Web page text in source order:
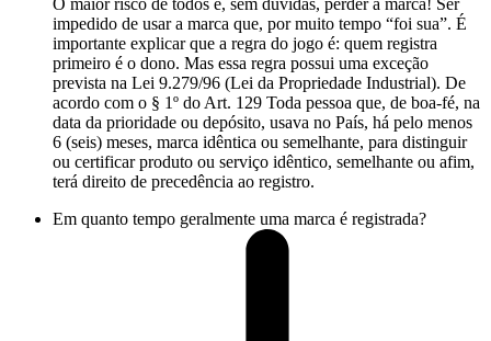
O maior risco de todos é, sem dúvidas, perder a marca! Ser
impedido de usar a marca que, por muito tempo “foi sua”. É
importante explicar que a regra do jogo é: quem registra
primeiro é o dono. Mas essa regra possui uma exceção
prevista na Lei 9.279/96 (Lei da Propriedade Industrial). De
acordo com o § 1º do Art. 129 Toda pessoa que, de boa-fé, na
data da prioridade ou depósito, usava no País, há pelo menos
6 (seis) meses, marca idêntica ou semelhante, para distinguir
ou certificar produto ou serviço idêntico, semelhante ou afim,
terá direito de precedência ao registro.
Em quanto tempo geralmente uma marca é registrada?